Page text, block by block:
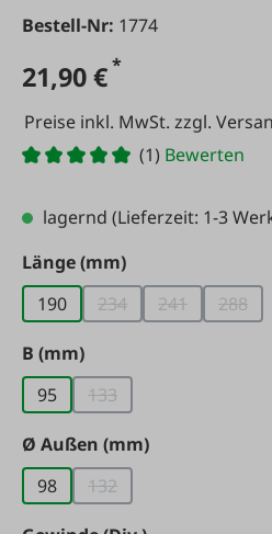
Bestell-Nr: 1774
21,90 €*
Preise inkl. MwSt. zzgl.
(1) Bewerten
lagernd (Lieferzeit: 1-3
Länge (mm)auswählen
190
234(Diese Option ist
241(Diese288
B (mm)auswählen
95
133(Diese Option ist
Ø Außen (mm)auswählen
98
132(Diese Option ist